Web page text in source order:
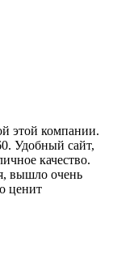
этой компании.
Удобный сайт,
качество.
вышло очень
ценит